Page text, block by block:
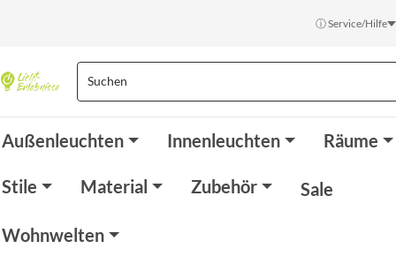
ⓘ Service/Hilfe
Außenleuchten Innenleuchten Räume
Stile Material Zubehör Sale
Wohnwelten